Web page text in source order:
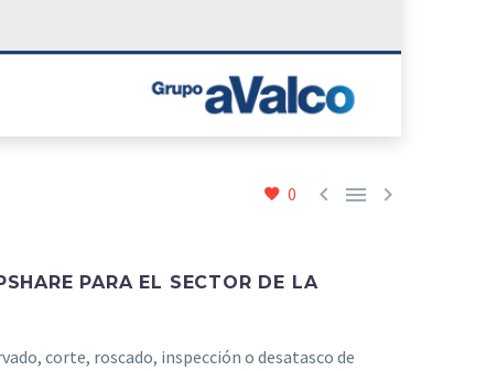
0   
PARA EL SECTOR DE LA
corte, roscado, inspección o desatasco de